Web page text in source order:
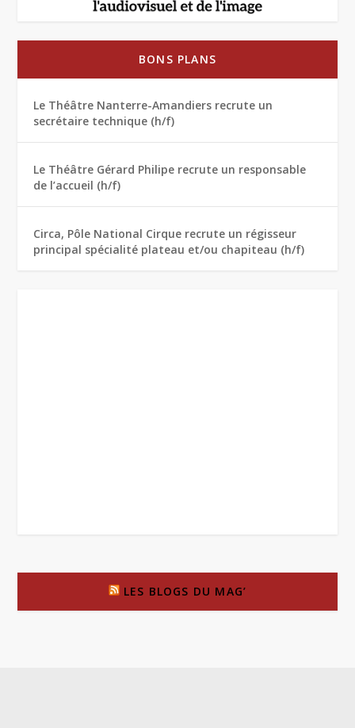
BONS PLANS
Le Théâtre Nanterre-Amandiers recrute un
secrétaire technique (h/f)
Le Théâtre Gérard Philipe recrute un responsable
de l’accueil (h/f)
Circa, Pôle National Cirque recrute un régisseur
principal spécialité plateau et/ou chapiteau (h/f)
LES BLOGS DU MAG’